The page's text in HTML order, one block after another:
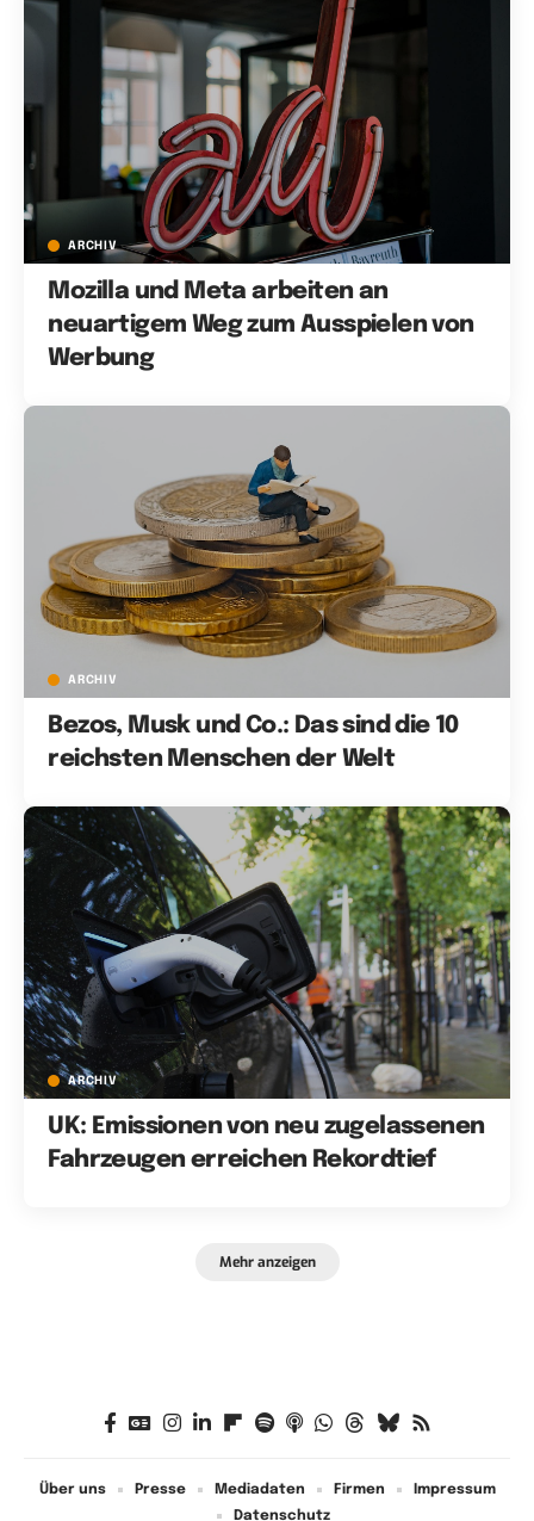
ARCHIV
Mozilla und Meta arbeiten an
neuartigem Weg zum Ausspielen von
Werbung
ARCHIV
Bezos, Musk und Co.: Das sind die 10
reichsten Menschen der Welt
ARCHIV
UK: Emissionen von neu zugelassenen
Fahrzeugen erreichen Rekordtief
Mehr anzeigen
Über uns Presse Mediadaten Firmen
Impressum
Datenschutz